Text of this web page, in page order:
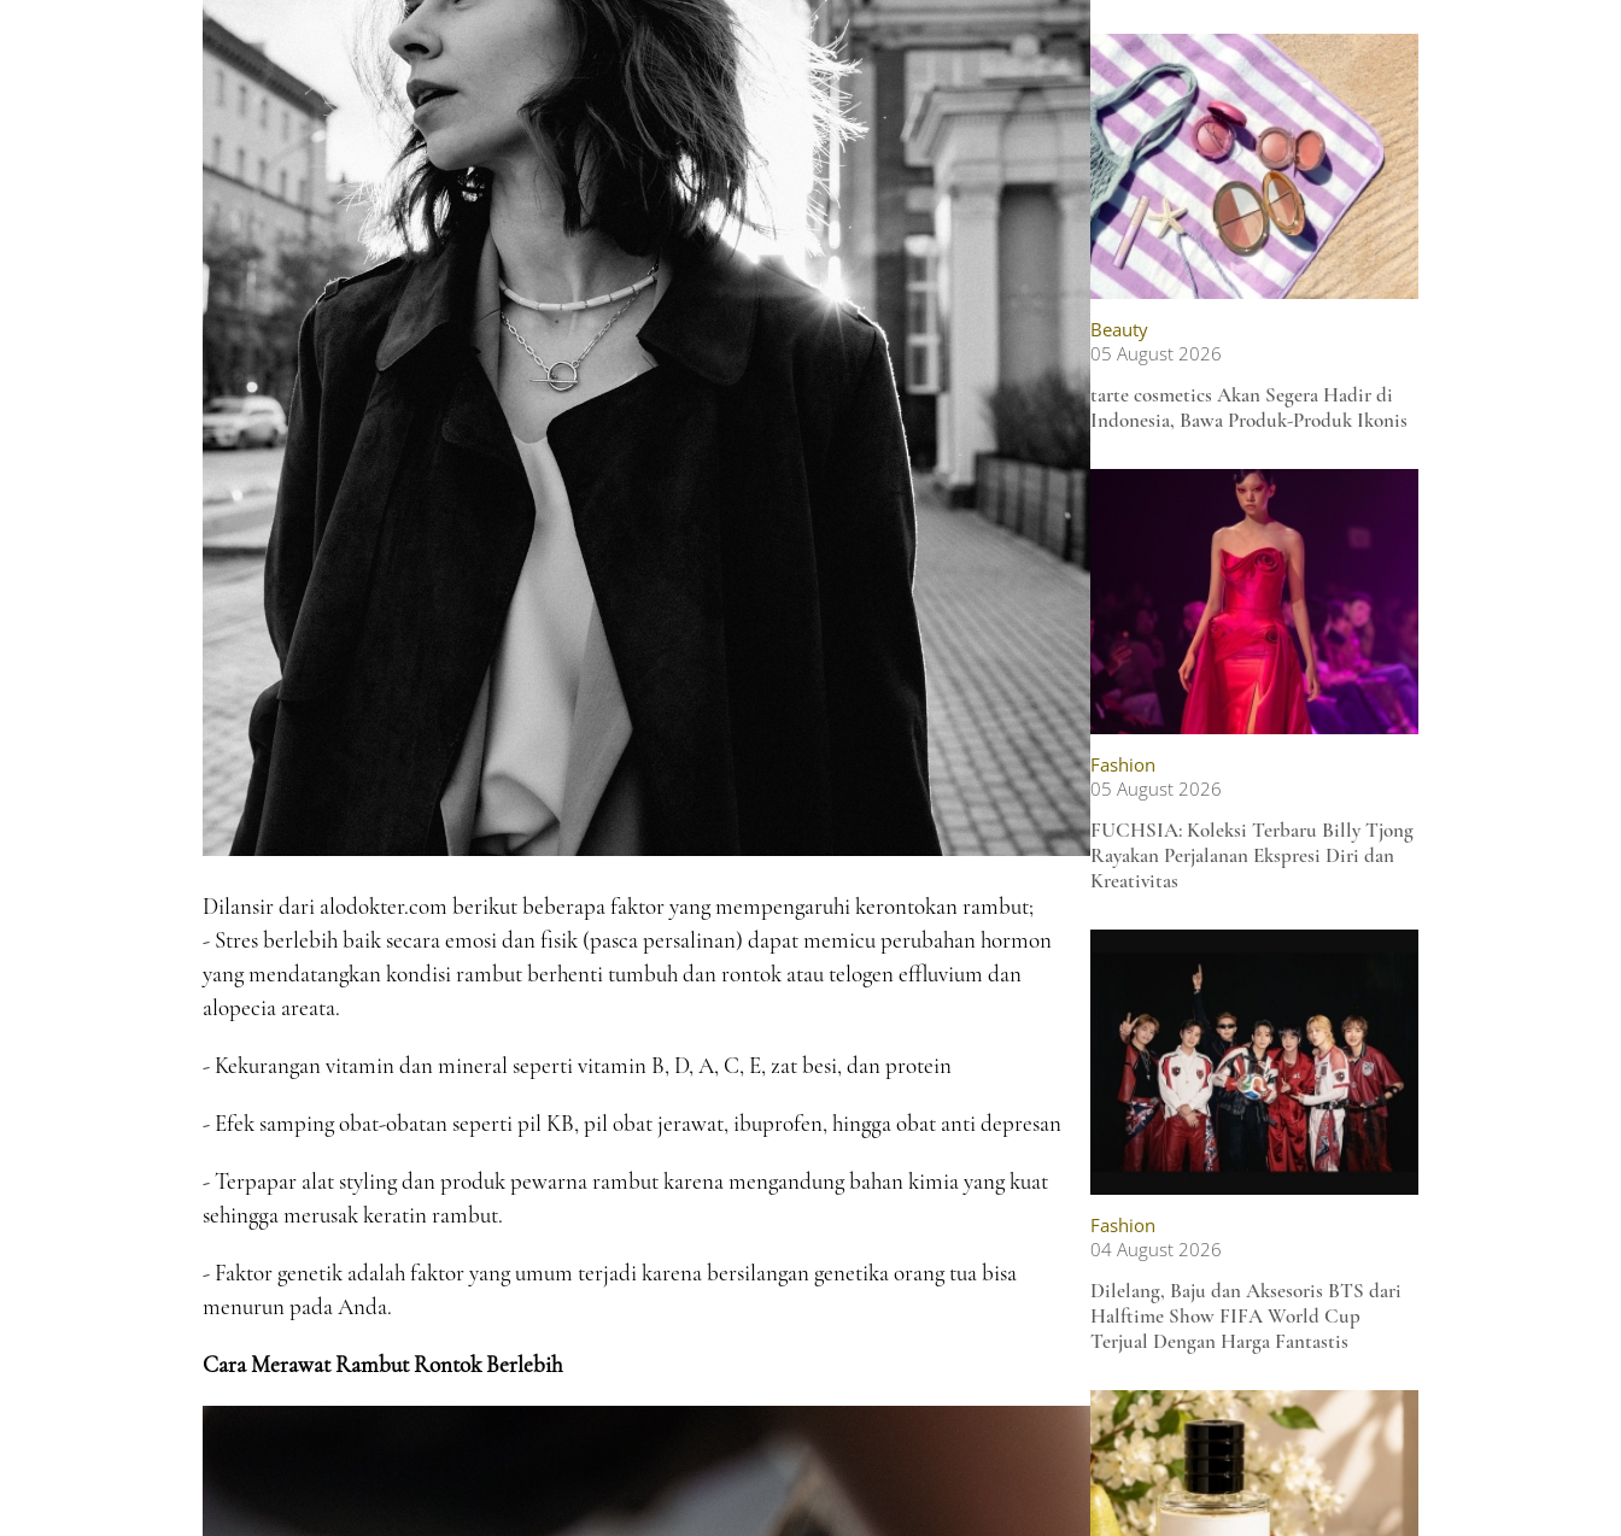
Dilansir dari alodokter.com berikut beberapa faktor yang mempengaruhi kerontokan rambut;
- Stres berlebih baik secara emosi dan fisik (pasca persalinan) dapat memicu perubahan hormon
yang mendatangkan kondisi rambut berhenti tumbuh dan rontok atau telogen effluvium dan
alopecia areata.
- Kekurangan vitamin dan mineral seperti vitamin B, D, A, C, E, zat besi, dan protein
- Efek samping obat-obatan seperti pil KB, pil obat jerawat, ibuprofen, hingga obat anti depresan
- Terpapar alat styling dan produk pewarna rambut karena mengandung bahan kimia yang kuat
sehingga merusak keratin rambut.
- Faktor genetik adalah faktor yang umum terjadi karena bersilangan genetika orang tua bisa
menurun pada Anda.
Cara Merawat Rambut Rontok Berlebih
Beauty
05 August 2026
tarte cosmetics Akan Segera Hadir di
Indonesia, Bawa Produk-Produk Ikonis
Fashion
05 August 2026
FUCHSIA: Koleksi Terbaru Billy Tjong
Rayakan Perjalanan Ekspresi Diri dan
Kreativitas
Fashion
04 August 2026
Dilelang, Baju dan Aksesoris BTS dari
Halftime Show FIFA World Cup
Terjual Dengan Harga Fantastis